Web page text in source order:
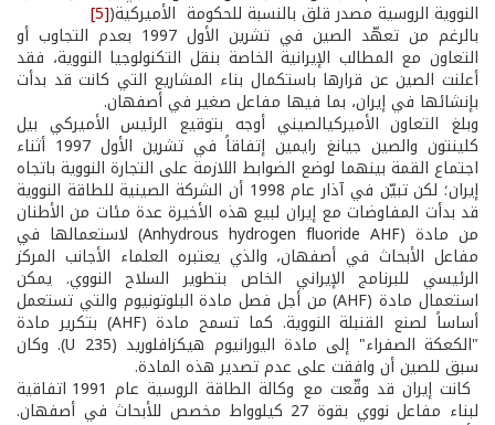
النووية الروسية مصدر قلق بالنسبة للحكومة الأميركية([5]
بالرغم من تعهّد الصين في تشرين الأول 1997 بعدم التجاوب أو
التعاون مع المطالب الإيرانية الخاصة بنقل التكنولوجيا النووية، فقد
أعلنت الصين عن قرارها باستكمال بناء المشاريع التي كانت قد بدأت
بإنشائها في إيران، بما فيها مفاعل صغير في أصفهان.
وبلغ التعاون الأميركي­الصيني أوجه بتوقيع الرئيس الأميركي بيل
كلينتون والصين جيانغ رايمين إتفاقاً في تشرين الأول 1997 أثناء
اجتماع القمة بينهما لوضع الضوابط اللازمة على التجارة النووية باتجاه
إيران؛ لكن تبيّن في آذار عام 1998 أن الشركة الصينية للطاقة النووية
قد بدأت المفاوضات مع إيران لبيع هذه الأخيرة عدة مئات من الأطنان
من مادة (Anhydrous hydrogen fluoride AHF) لاستعمالها في
مفاعل الأبحاث في أصفهان، والذي يعتبره العلماء الأجانب المركز
الرئيسي للبرنامج الإيراني الخاص بتطوير السلاح النووي. يمكن
استعمال مادة (AHF) من أجل فصل مادة البلوتونيوم والتي تستعمل
أساساً لصنع القنبلة النووية. كما تسمح مادة (AHF) بتكرير مادة
"الكعكة الصفراء" إلى مادة اليورانيوم هيكزافلوريد (U 235). وكان
سبق للصين أن وافقت على عدم تصدير هذه المادة.
كانت إيران قد وقّعت مع وكالة الطاقة الروسية عام 1991 اتفاقية
لبناء مفاعل نووي بقوة 27 كيلوواط مخصص للأبحاث في أصفهان.